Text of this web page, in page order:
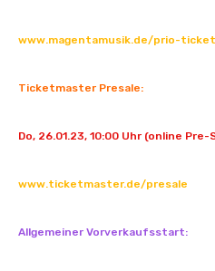
www.magentamusik.de/prio-
Ticketmaster Presale:
Do, 26.01.23, 10:00 Uhr (online
www.ticketmaster.de/presale
Allgemeiner Vorverkaufsstart: